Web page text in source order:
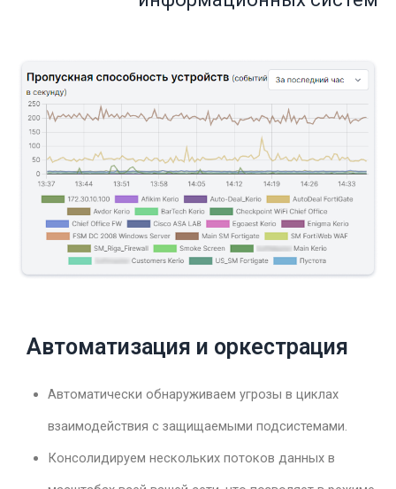
Автоматизация и оркестрация
Автоматически обнаруживаем угрозы в циклах
взаимодействия с защищаемыми подсистемами.
Консолидируем нескольких потоков данных в